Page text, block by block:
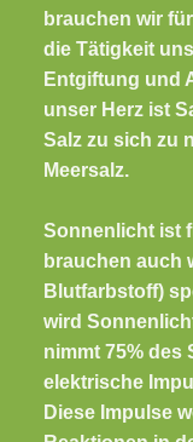
brauchen wir
die Tätigkeit
Entgiftung und
unser Herz ist
Salz zu sich zu
Meersalz.
Sonnenlicht ist
brauchen auch
Blutfarbstoff)
wird
nimmt 75% des
elektrische
Diese Impulse